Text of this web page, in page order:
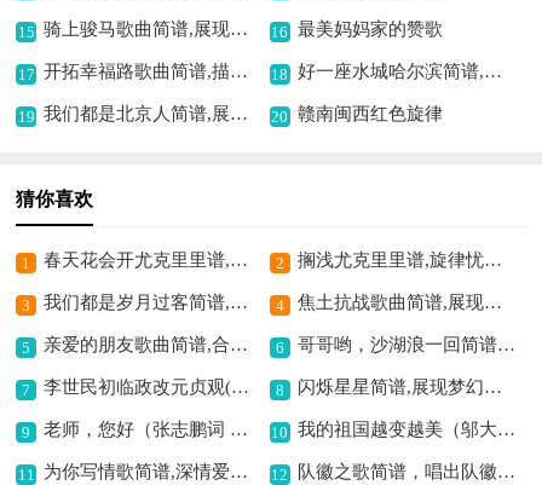
15 骑上骏马歌曲简谱,展现草原豪情 16 最美妈妈家的赞歌
17 开拓幸福路歌曲简谱,描绘美好奋进景 18 好一座水城哈尔滨简谱,展现冰城之美
19 我们都是北京人简谱,展现首都情怀 20 赣南闽西红色旋律
猜你喜欢
1 春天花会开尤克里里谱,展现春日烂漫 2 搁浅尤克里里谱,旋律忧伤动人
3 我们都是岁月过客简谱,感慨岁月之流转 4 焦土抗战歌曲简谱,展现抗战激昂情
5 亲爱的朋友歌曲简谱,合唱展现真挚情谊 6 哥哥哟，沙湖浪一回简谱,展现沙湖别样情
7 李世民初临政改元贞观(画龙点睛选段,琴谱)简谱京剧,展现贞观之气象 8 闪烁星星简谱,展现梦幻星空意境
9 老师，您好（张志鹏词 王德山曲）歌曲简谱,致敬师恩之作 10 我的祖国越变越美（邬大为词 罗建新曲）歌曲简谱,展现祖国壮美之姿
11 为你写情歌简谱,深情爱意满溢 12 队徽之歌简谱，唱出队徽精神,